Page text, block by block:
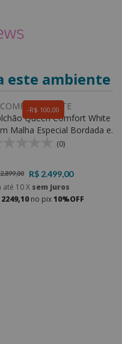
este ambiente
R$ 100,00
Queen Comfort White
Malha Especial Bordada e
ensacadas e Espuma D33
(0)
R$ 2.499,00
até 10X sem juros
2249,10no pix10%OFF